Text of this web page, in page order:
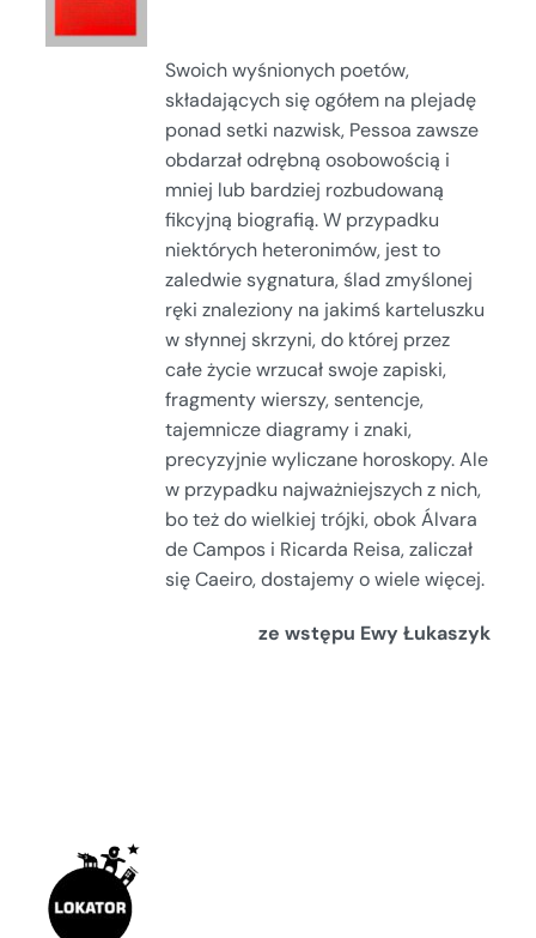
Swoich wyśnionych poetów,
składających się ogółem na plejadę
ponad setki nazwisk, Pessoa zawsze
obdarzał odrębną osobowością i
mniej lub bardziej rozbudowaną
fikcyjną biografią. W przypadku
niektórych heteronimów, jest to
zaledwie sygnatura, ślad zmyślonej
ręki znaleziony na jakimś karteluszku
w słynnej skrzyni, do której przez
całe życie wrzucał swoje zapiski,
fragmenty wierszy, sentencje,
tajemnicze diagramy i znaki,
precyzyjnie wyliczane horoskopy. Ale
w przypadku najważniejszych z nich,
bo też do wielkiej trójki, obok Álvara
de Campos i Ricarda Reisa, zaliczał
się Caeiro, dostajemy o wiele więcej.
ze wstępu Ewy Łukaszyk